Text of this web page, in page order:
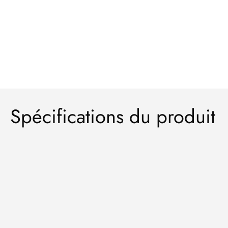
Spécifications du produit